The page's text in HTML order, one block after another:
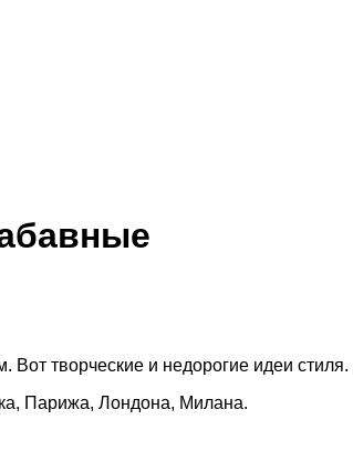
творческие и недорогие идеи
Парижа, Лондона, Милана.